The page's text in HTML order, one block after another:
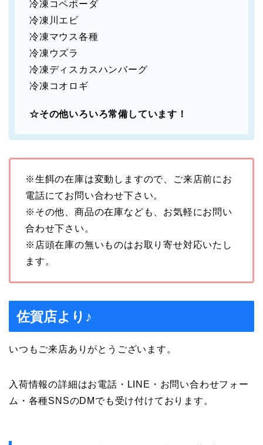
冷凍コペポーダ
冷凍川エビ
冷凍マウス各種
冷凍ウズラ
冷凍ディスカスハンバーグ
冷凍コオロギ
☆その他いろいろ常備しています！
※生餌の在庫は変動しますので、ご来店前にお
電話にてお問い合わせ下さい。
※その他、商品の在庫なども、お気軽にお問い
合わせ下さい。
※店頭在庫の無いものはお取り寄せ対応いたし
ます。
佐賀店より♪
いつもご来店ありがとうございます。
入荷情報の詳細はお電話・LINE・お問い合わせフォー
ム・各種SNSのDMでも受け付けております。